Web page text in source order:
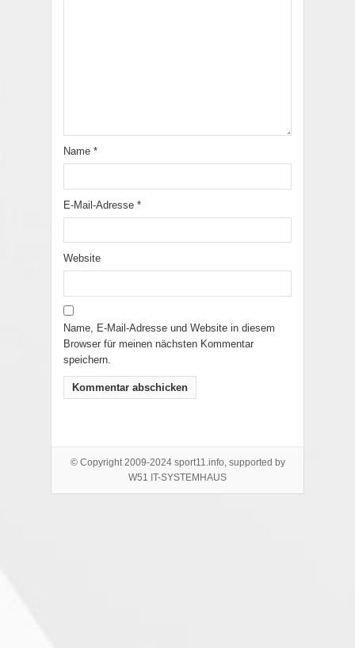
Name *
E-Mail-Adresse *
Website
Name, E-Mail-Adresse und Website in diesem
Browser für meinen nächsten Kommentar
speichern.
© Copyright 2009-2024 sport11.info, supported by
W51 IT-SYSTEMHAUS